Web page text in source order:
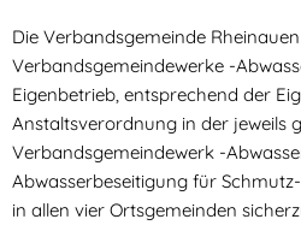
Die Verbandsgemeinde
Verbandsgemeindewerke -
Eigenbetrieb, entsprechend der
Anstaltsverordnung in der jeweils
Verbandsgemeindewerk -
Abwasserbeseitigung für
in allen vier Ortsgemeinden